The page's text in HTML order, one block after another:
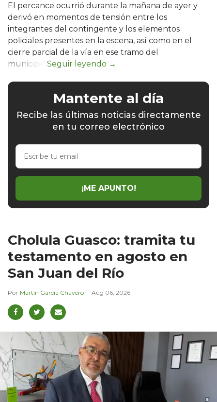
El percance ocurrió durante la mañana de ayer y
derivó en momentos de tensión entre los
integrantes del contingente y los elementos
policiales presentes en la escena, así como en el
cierre parcial de la vía en ese tramo del
municipio.
Mantente al día
Recibe las últimas noticias directamente
en tu correo electrónico
Escribe
email
¡ME APUNTO!
Cholula Guasco: tramita tu
testamento en agosto en
San Juan del Río
Martín García Chavero Aug 06, 2026